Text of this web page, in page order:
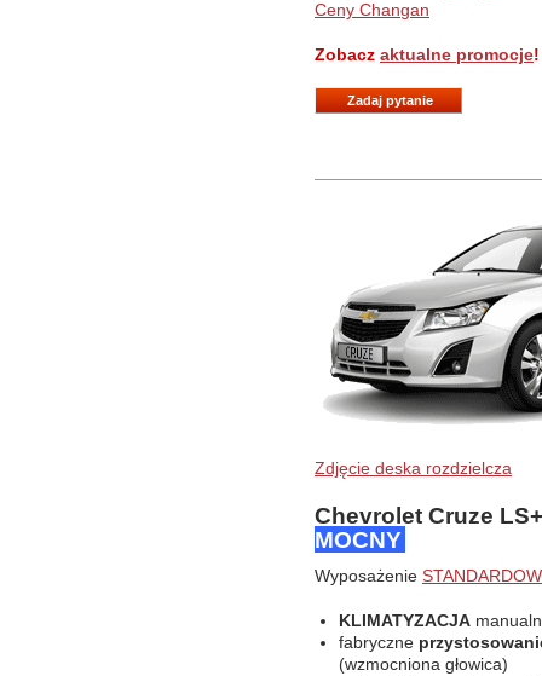
Ceny Changan
Zobacz aktualne promocje!
Zadaj pytanie
Zdjęcie deska rozdzielcza
Chevrolet Cruze
MOCNY
Wyposażenie
KLIMATYZACJA
fabryczne
(wzmocniona głowica)